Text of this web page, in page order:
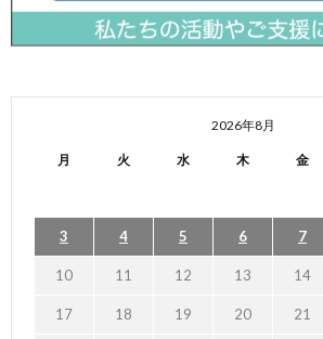
2026年8月
月 火 水 木 金
3 4 5 6 7
10 11 12 13 14
17 18 19 20 21